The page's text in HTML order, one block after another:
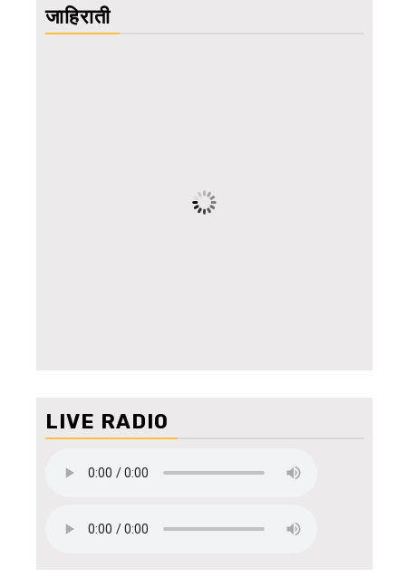
जाहिराती
LIVE RADIO